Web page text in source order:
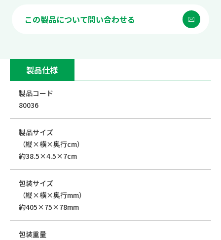
製品仕様
製品コード
80036
製品サイズ
（縦×横×奥行cm）
約38.5×4.5×7cm
包装サイズ
（縦×横×奥行mm）
約405×75×78mm
包装重量
この製品について問い合わせる